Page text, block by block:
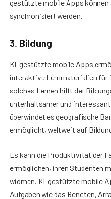
gestützte mobile Apps können
synchronisiert werden.
3. Bildung
KI-gestützte mobile Apps
interaktive Lernmaterialien für
solches Lernen hilft der
unterhaltsamer und
überwindet es geografische
ermöglicht, weltweit auf
Es kann die Produktivität der
ermöglichen, ihren Studenten
widmen. KI-gestützte mobile
Aufgaben wie das Benoten,